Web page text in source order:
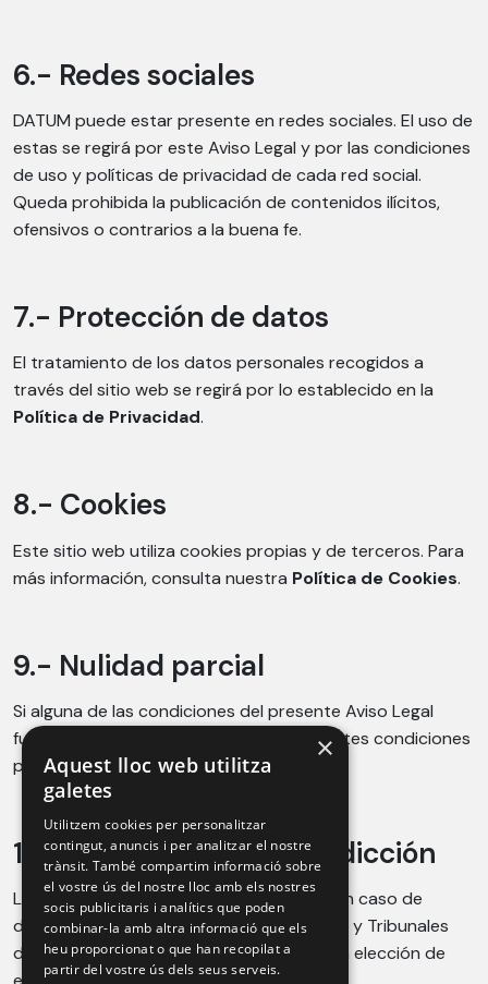
6.- Redes sociales
DATUM puede estar presente en redes sociales. El uso de
estas se regirá por este Aviso Legal y por las condiciones
de uso y políticas de privacidad de cada red social.
Queda prohibida la publicación de contenidos ilícitos,
ofensivos o contrarios a la buena fe.
7.- Protección de datos
El tratamiento de los datos personales recogidos a
través del sitio web se regirá por lo establecido en la
Política de Privacidad.
8.- Cookies
Este sitio web utiliza cookies propias y de terceros. Para
más información, consulta nuestra Política de Cookies.
9.- Nulidad parcial
Si alguna de las condiciones del presente Aviso Legal
fuera declarada nula o ineficaz, las restantes condiciones
permanecerán vigentes.
10.- Ley aplicable y jurisdicción
La legislación aplicable será la española. En caso de
disputa, serán competentes los Juzgados y Tribunales
del domicilio del prestador o del usuario, a elección de
×
Aquest lloc web utilitza
galetes
Utilitzem cookies per personalitzar
contingut, anuncis i per analitzar el nostre
trànsit. També compartim informació sobre
el vostre ús del nostre lloc amb els nostres
socis publicitaris i analítics que poden
combinar-la amb altra informació que els
heu proporcionat o que han recopilat a
partir del vostre ús dels seus serveis.